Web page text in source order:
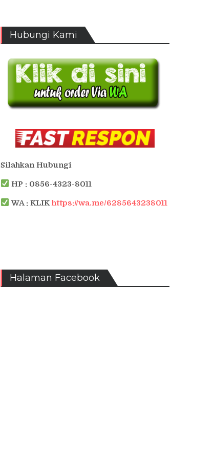
Hubungi Kami
Silahkan Hubungi
HP : 0856-4323-8011
WA : KLIKhttps://wa.me/6285643238011
Halaman Facebook